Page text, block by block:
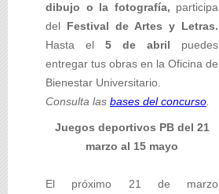
dibujo o la fotografía, participa
del Festival de Artes y Letras.
Hasta el 5 de abril puedes
entregar tus obras en la Oficina de
Bienestar Universitario.
Consulta las bases del concurso
Juegos deportivos PB del 21
marzo al 15 mayo
El próximo 21 de marzo